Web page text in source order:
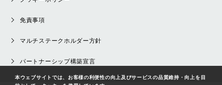
免責事項
マルチステークホルダー方針
パートナーシップ構築宣言
本ウェブサイトでは、お客様の利便性の向上及びサービスの品質維持・向上を目